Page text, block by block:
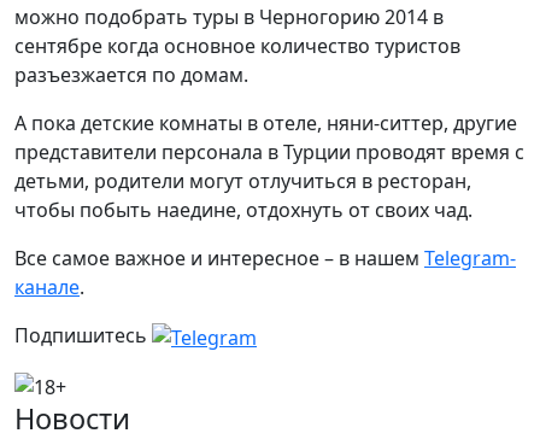
можно подобрать туры в Черногорию 2014 в
сентябре когда основное количество туристов
разъезжается по домам.
А пока детские комнаты в отеле, няни-ситтер, другие
представители персонала в Турции проводят время с
детьми, родители могут отлучиться в ресторан,
чтобы побыть наедине, отдохнуть от своих чад.
Все самое важное и интересное – в нашем Telegram-
канале.
Подпишитесь
Новости